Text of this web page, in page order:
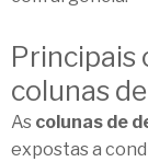
Principais
colunas
As colunas de
expostas a